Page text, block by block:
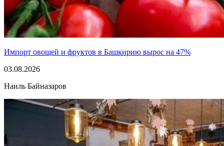
Импорт овощей и фруктов в Башкирию вырос на 47%
03.08.2026
Наиль Байназаров